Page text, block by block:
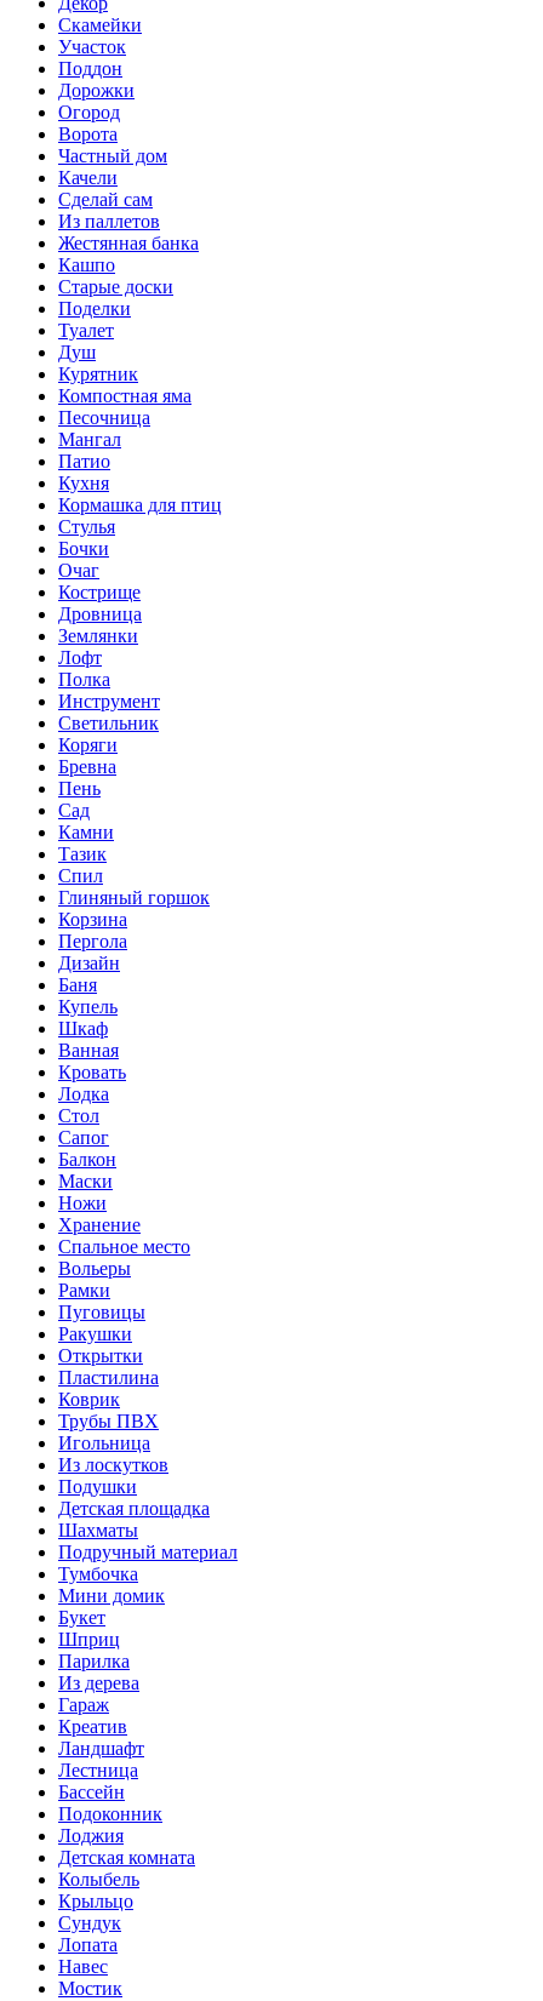
Скамейки
Участок
Поддон
Дорожки
Огород
Ворота
Частный дом
Качели
Сделай сам
Из паллетов
Жестянная банка
Кашпо
Старые доски
Поделки
Туалет
Душ
Курятник
Компостная яма
Песочница
Мангал
Патио
Кухня
Кормашка для птиц
Стулья
Бочки
Очаг
Кострище
Дровница
Землянки
Лофт
Полка
Инструмент
Светильник
Коряги
Бревна
Пень
Сад
Камни
Тазик
Спил
Глиняный горшок
Корзина
Пергола
Дизайн
Баня
Купель
Шкаф
Ванная
Кровать
Лодка
Стол
Сапог
Балкон
Маски
Ножи
Хранение
Спальное место
Вольеры
Рамки
Пуговицы
Ракушки
Открытки
Пластилина
Коврик
Трубы ПВХ
Игольница
Из лоскутков
Подушки
Детская площадка
Шахматы
Подручный материал
Тумбочка
Мини домик
Букет
Шприц
Парилка
Из дерева
Гараж
Креатив
Ландшафт
Лестница
Бассейн
Подоконник
Лоджия
Детская комната
Колыбель
Крыльцо
Сундук
Лопата
Навес
Мостик